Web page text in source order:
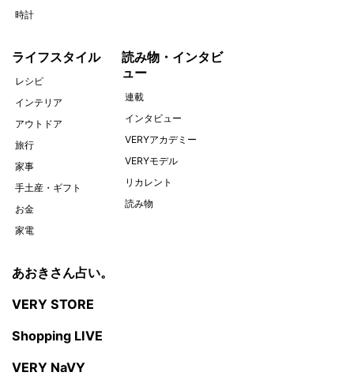
時計
ライフスタイル
レシピ
インテリア
アウトドア
旅行
家事
手土産・ギフト
お金
家電
読み物・インタビ
ュー
連載
インタビュー
VERYアカデミー
VERYモデル
リカレント
読み物
あおきさん占い。
VERY STORE
Shopping LIVE
VERY NaVY